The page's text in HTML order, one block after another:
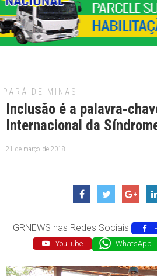
PARÁ DE MINAS
Inclusão é a palavra-
Internacional da
21 de março de 2018
GRNEWS nas Redes Sociais
YouTube
WhatsApp